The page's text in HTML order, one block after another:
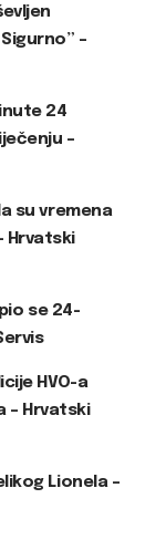
–
24
–
su vremena
Hrvatski
se 24-
HVO-a
– Hrvatski
Lionela –